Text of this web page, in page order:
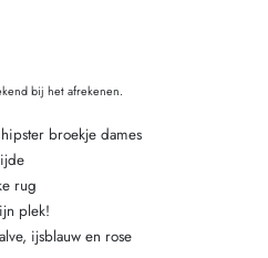
bij het afrekenen.
broekje dames
rug
plek!
ijsblauw en rose